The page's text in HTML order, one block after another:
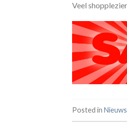
Veel
Posted in Nieuws